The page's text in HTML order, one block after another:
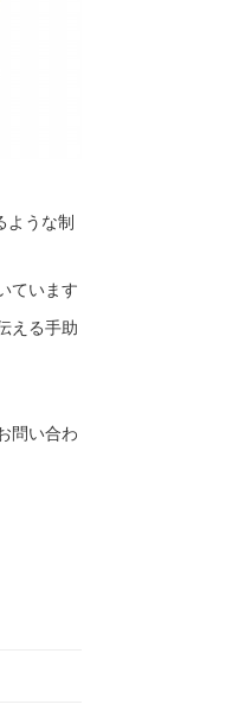
ような制
ています
える手助
問い合わ